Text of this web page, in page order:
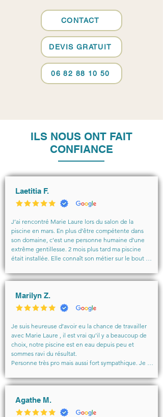
CONTACT
DEVIS GRATUIT
06 82 88 10 50
ILS NOUS ONT FAIT
CONFIANCE
Laetitia F.
J’ai rencontré Marie Laure lors du salon de la
piscine en mars. En plus d’être compétente dans
son domaine, c’est une personne humaine d’une
extrême gentillesse. 2 mois plus tard ma piscine
était installée. Elle connaît son métier sur le bout
et même après !
toutes les personnes ayant un projet piscine à lui
faire confiance les yeux fermés. Elle gère tout ! Elle
a une équipe au top, elle s’entoure des meilleurs
car c’est la meilleure !
Merci pour tout Marie Laure
Marilyn Z.
Je suis heureuse d’avoir eu la chance de travailler
avec Marie Laure , il est vrai qu’il y a beaucoup de
choix, notre piscine est en eau depuis peu et
sommes ravi du résultat.
Personne très pro mais aussi fort sympathique. Je
des bons conseils.
Agathe M.